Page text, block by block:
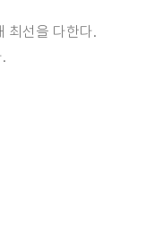
최선을 다한다.